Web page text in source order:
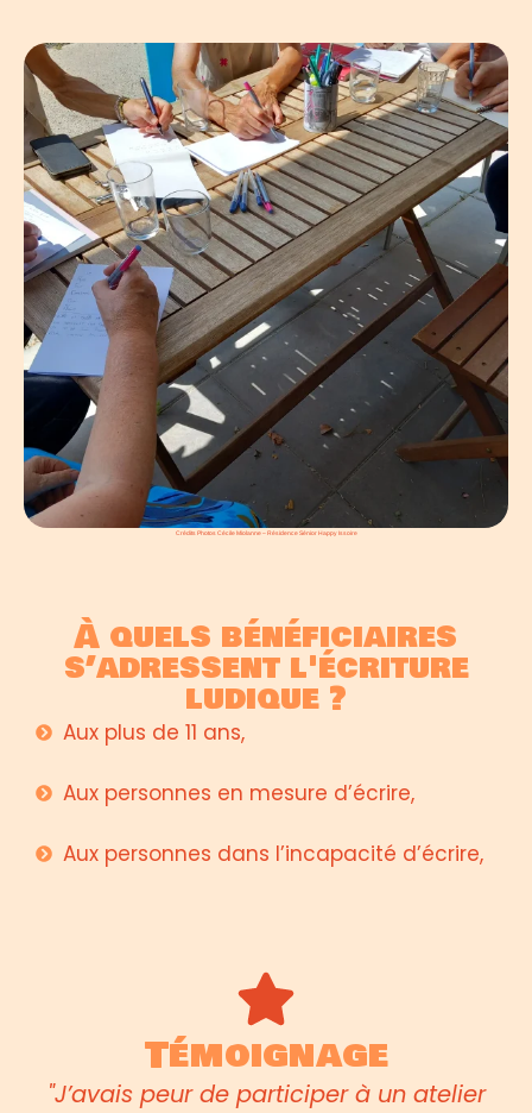
Crédits Photos Cécile Miolanne – Résidence Sénior Happy Issoire
À quels bénéficiaires
s’adressent l'écriture
ludique ?
Aux plus de 11 ans,
Aux personnes en mesure d’écrire,
Aux personnes dans l’incapacité d’écrire,
Témoignage
"J’avais peur de participer à un atelier